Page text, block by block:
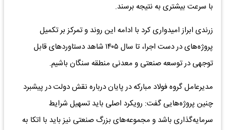
با سرعت بیشتری به نتیجه برسند.
زرندی ابراز امیدواری کرد با ادامه این روند و تمرکز بر تکمیل
پروژه‌های در دست اجرا، تا سال ۱۴۰۵ شاهد دستاوردهای قابل
توجهی در توسعه صنعتی و معدنی منطقه سنگان باشیم.
مدیرعامل گروه فولاد مبارکه در پایان درباره نقش دولت در پیشبرد
چنین پروژه‌هایی گفت: رویکرد اصلی باید تسهیل شرایط
سرمایه‌گذاری باشد و مجموعه‌های بزرگ صنعتی نیز باید با اتکا به